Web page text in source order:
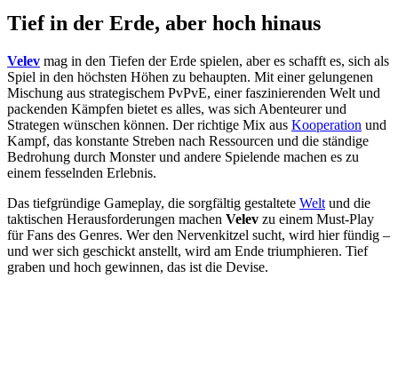
Tief in der Erde, aber hoch hinaus
Velev mag in den Tiefen der Erde spielen, aber es schafft es, sich als
Spiel in den höchsten Höhen zu behaupten. Mit einer gelungenen
Mischung aus strategischem PvPvE, einer faszinierenden Welt und
packenden Kämpfen bietet es alles, was sich Abenteurer und
Strategen wünschen können. Der richtige Mix aus Kooperation und
Kampf, das konstante Streben nach Ressourcen und die ständige
Bedrohung durch Monster und andere Spielende machen es zu
einem fesselnden Erlebnis.
Das tiefgründige Gameplay, die sorgfältig gestaltete Welt und die
taktischen Herausforderungen machen Velev zu einem Must-Play
für Fans des Genres. Wer den Nervenkitzel sucht, wird hier fündig –
und wer sich geschickt anstellt, wird am Ende triumphieren. Tief
graben und hoch gewinnen, das ist die Devise.